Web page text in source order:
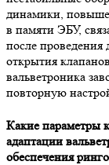
динамики,
в памяти ЭБУ,
после проведения
открытия
вальветроника
повторную
Какие параметры
адаптации
обеспечения